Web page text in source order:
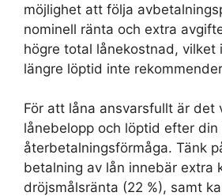
möjlighet att följa
nominell ränta och extra
högre total lånekostnad, vilket
längre löptid inte
För att låna ansvarsfullt är det
lånebelopp och löptid efter din
återbetalningsförmåga. Tänk
betalning av lån innebär extra
dröjsmålsränta (22 %), samt